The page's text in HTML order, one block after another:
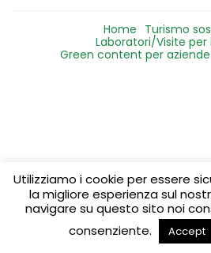
Home Turismo
Laboratori/Visite per
Green content per aziende
Utilizziamo i cookie per essere
la migliore esperienza sul
navigare su questo sito noi
consenziente.
Accept